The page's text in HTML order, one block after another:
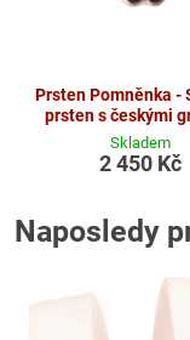
Prsten Pomněnka -
prsten s českými
Skladem
2 450 Kč
Naposledy